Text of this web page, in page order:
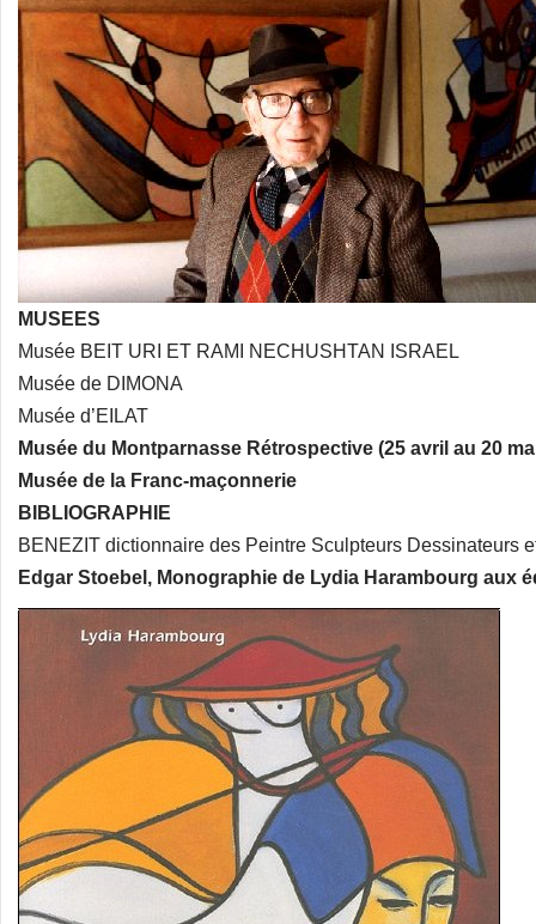
MUSEES
Musée BEIT URI ET RAMI NECHUSHTAN ISRAEL
Musée de DIMONA
Musée d’EILAT
Musée du Montparnasse Rétrospective (25 avril au 20
Musée de la Franc-maçonnerie
BIBLIOGRAPHIE
BENEZIT dictionnaire des Peintre Sculpteurs Dessinateurs
Edgar Stoebel, Monographie de Lydia Harambourg aux